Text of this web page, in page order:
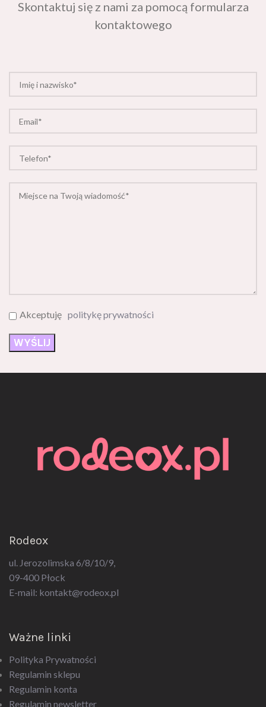
kontaktowego
ul. Jerozolimska 6/8/10/9,
09-400 Płock
E-mail: kontakt@rodeox.pl
Polityka Prywatności
Regulamin sklepu
Regulamin konta
Regulamin newsletter